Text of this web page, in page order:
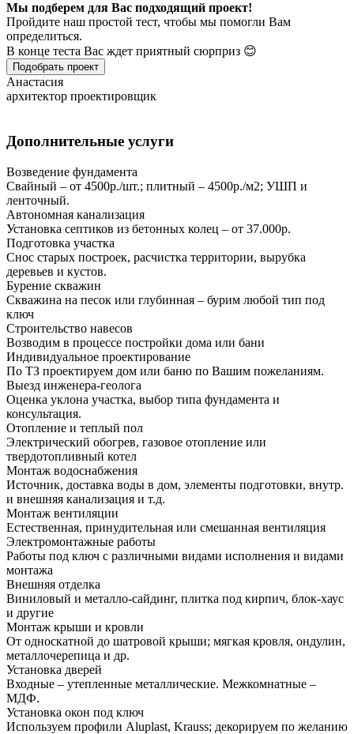
Мы подберем для Вас подходящий проект!
Пройдите наш простой тест, чтобы мы помогли Вам
определиться.
В конце теста Вас ждет приятный сюрприз 😊
Подобрать проект
Анастасия
архитектор проектировщик
Дополнительные услуги
Возведение фундамента
Свайный – от 4500р./шт.; плитный – 4500р./м2; УШП и
ленточный.
Автономная канализация
Установка септиков из бетонных колец – от 37.000р.
Подготовка участка
Снос старых построек, расчистка территории, вырубка
деревьев и кустов.
Бурение скважин
Скважина на песок или глубинная – бурим любой тип под
ключ
Строительство навесов
Возводим в процессе постройки дома или бани
Индивидуальное проектирование
По ТЗ проектируем дом или баню по Вашим пожеланиям.
Выезд инженера-геолога
Оценка уклона участка, выбор типа фундамента и
консультация.
Отопление и теплый пол
Электрический обогрев, газовое отопление или
твердотопливный котел
Монтаж водоснабжения
Источник, доставка воды в дом, элементы подготовки, внутр.
и внешняя канализация и т.д.
Монтаж вентиляции
Естественная, принудительная или смешанная вентиляция
Электромонтажные работы
Работы под ключ с различными видами исполнения и видами
монтажа
Внешняя отделка
Виниловый и металло-сайдинг, плитка под кирпич, блок-хаус
и другие
Монтаж крыши и кровли
От односкатной до шатровой крыши; мягкая кровля, ондулин,
металлочерепица и др.
Установка дверей
Входные – утепленные металлические. Межкомнатные –
МДФ.
Установка окон под ключ
Используем профили Aluplast, Krauss; декорируем по желанию